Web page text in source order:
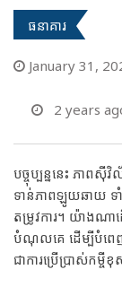
ធនាគារ
January 31,
2 years
បច្ចុប្បន្ននេះ ភាព
ទាន់ភាពឡូយឆាយ ទ
តម្រូវការ។ យ៉ាងណា
បំណុលគេ ដើម្បីបំពេញ
ជាការប្រើប្រាស់កម្